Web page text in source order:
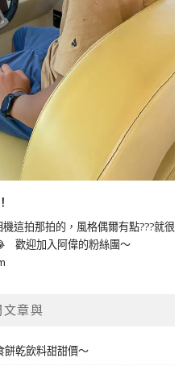
這拍那拍的，風格偶爾有點???就很
歡迎加入阿偉的粉絲團～
文章與
餅乾飲料甜甜價～